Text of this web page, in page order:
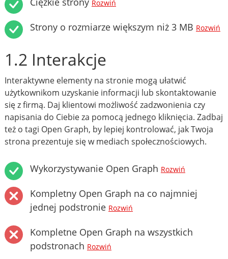
Rozwiń
Strony o rozmiarze większym niż 3 MB Rozwiń
1.2 Interakcje
Interaktywne elementy na stronie mogą ułatwić
użytkownikom uzyskanie informacji lub skontaktowanie
się z firmą. Daj klientowi możliwość zadzwonienia czy
napisania do Ciebie za pomocą jednego kliknięcia. Zadbaj
też o tagi Open Graph, by lepiej kontrolować, jak Twoja
strona prezentuje się w mediach społecznościowych.
Wykorzystywanie Open Graph Rozwiń
Kompletny Open Graph na co najmniej
jednej podstronie Rozwiń
Kompletne Open Graph na wszystkich
podstronach Rozwiń